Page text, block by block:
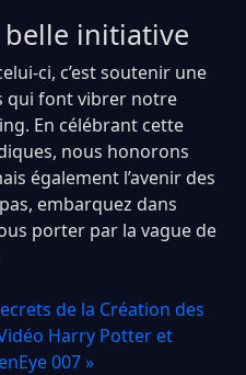
belle initiative
ci, c’est soutenir une
qui font vibrer notre
En célébrant cette
nous honorons
également l’avenir des
embarquez dans
porter par la vague de
de la Création des
Harry Potter et
007 »